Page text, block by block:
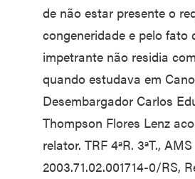
de não estar presente o
congeneridade e pelo fato
impetrante não residia
quando estudava em
Desembargador Carlos
Thompson Flores Lenz
relator. TRF 4ªR. 3ªT., AMS
2003.71.02.001714-0/RS,